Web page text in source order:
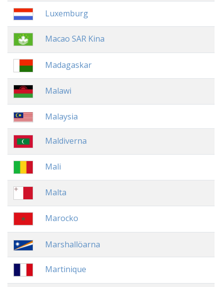
Luxemburg
Macao SAR Kina
Madagaskar
Malawi
Malaysia
Maldiverna
Mali
Malta
Marocko
Marshallöarna
Martinique